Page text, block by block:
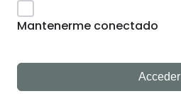
Mantenerme conectado
Acceder